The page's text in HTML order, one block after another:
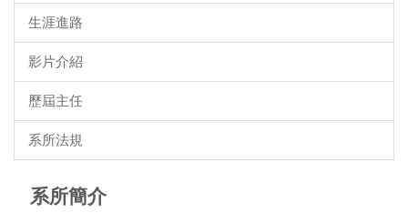
生涯進路
影片介紹
歷屆主任
系所法規
系所簡介